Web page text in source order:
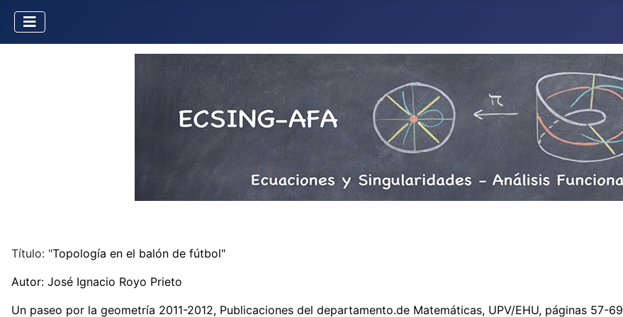
Título: "Topología en el balón de fútbol"
Autor: José Ignacio Royo Prieto
Un paseo por la geometría 2011-2012, Publicaciones del departamento.de Matemáticas, UPV/EHU, páginas 57-69